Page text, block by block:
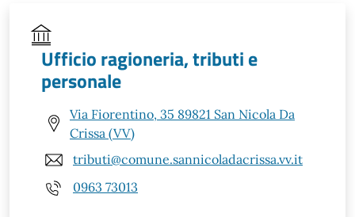
Ufficio ragioneria, tributi e
personale
Via Fiorentino, 35 89821 San Nicola Da
Crissa (VV)
tributi@comune.sannicoladacrissa.vv.it
0963 73013